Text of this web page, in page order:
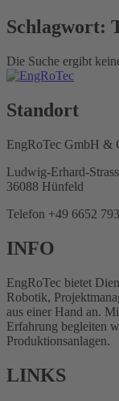
Schlagwort:
Die Suche ergibt
Standort
EngRoTec GmbH &
Ludwig-Erhard-
36088 Hünfeld
Telefon +49 6652
INFO
EngRoTec bietet
Robotik,
aus einer Hand an.
Erfahrung begleiten
Produktionsanlagen.
LINKS